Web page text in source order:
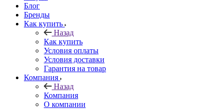
Блог
Бренды
Как купить
Назад
Как купить
Условия оплаты
Условия доставки
Гарантия на товар
Компания
Назад
Компания
О компании